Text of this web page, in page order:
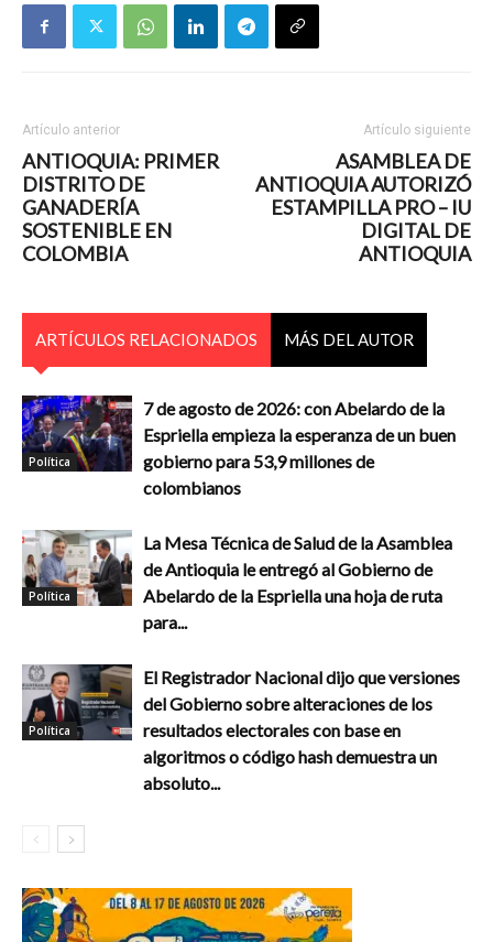
Artículo anterior
ANTIOQUIA: PRIMER
DISTRITO DE
GANADERÍA
SOSTENIBLE EN
COLOMBIA
Artículo siguiente
ASAMBLEA DE
ANTIOQUIA AUTORIZÓ
ESTAMPILLA PRO – IU
DIGITAL DE
ANTIOQUIA
ARTÍCULOS RELACIONADOS MÁS DEL AUTOR
Política
7 de agosto de 2026: con Abelardo de la
Espriella empieza la esperanza de un buen
gobierno para 53,9 millones de
colombianos
Política
La Mesa Técnica de Salud de la Asamblea
de Antioquia le entregó al Gobierno de
Abelardo de la Espriella una hoja de ruta
para...
Política
El Registrador Nacional dijo que versiones
del Gobierno sobre alteraciones de los
resultados electorales con base en
algoritmos o código hash demuestra un
absoluto...